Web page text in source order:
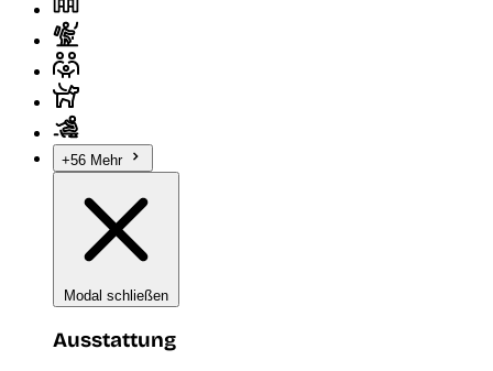
+56 Mehr
Modal schließen
Ausstattung